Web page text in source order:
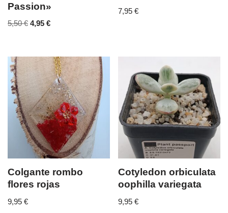
Passion»
5,50€ 4,95 €
7,95€
Colgante rombo
flores rojas
9,95 €
Cotyledon orbiculata
oophilla variegata
9,95€